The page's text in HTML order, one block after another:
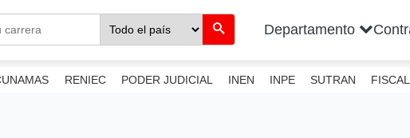
Departamento
RENIEC PODER JUDICIAL INEN INPE SUTRAN